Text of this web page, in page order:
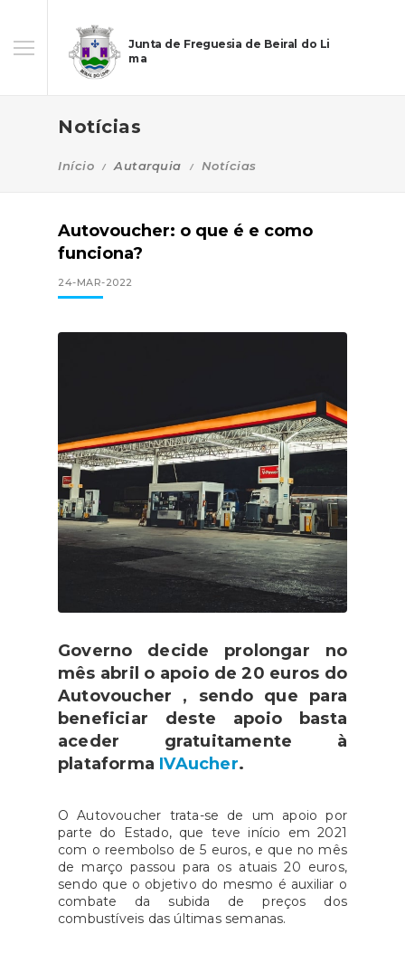
Junta de Freguesia de Beiral do Li
ma
Notícias
Início Autarquia Notícias
Autovoucher: o que é e como
funciona?
24-MAR-2022
Governo decide prolongar no
mês abril o apoio de 20 euros do
Autovoucher , sendo que para
beneficiar deste apoio basta
aceder gratuitamente à
plataforma IVAucher.
O Autovoucher trata-se de um apoio por
parte do Estado, que teve início em 2021
com o reembolso de 5 euros, e que no mês
de março passou para os atuais 20 euros,
sendo que o objetivo do mesmo é auxiliar o
combate da subida de preços dos
combustíveis das últimas semanas.